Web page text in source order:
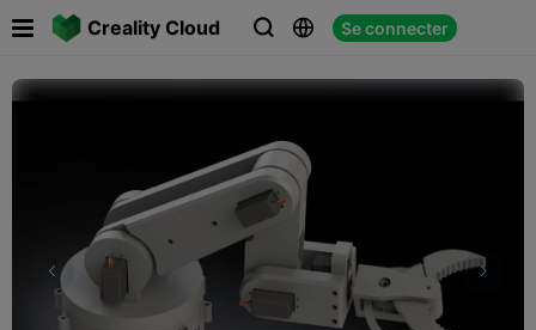
Creality Cloud   Se connecter
 